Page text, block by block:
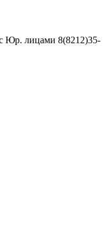
Юр. лицами 8(8212)35-